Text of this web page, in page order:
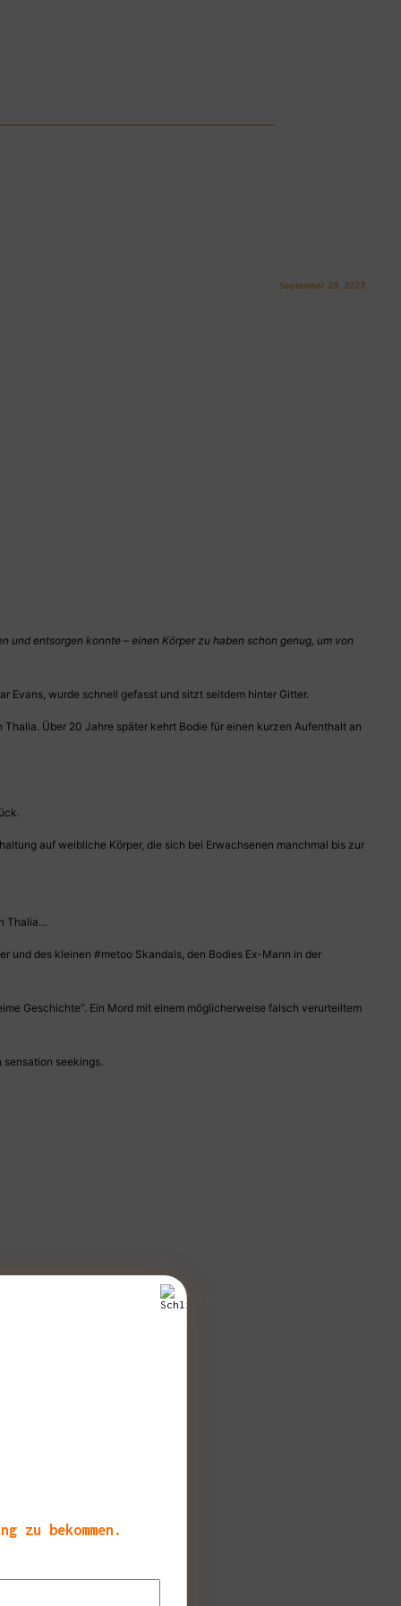
September 29, 2023
und entsorgen konnte – einen Körper zu haben schon genug, um von
Evans, wurde schnell gefasst und sitzt seitdem hinter Gitter.
Über 20 Jahre später kehrt Bodie für einen kurzen Aufenthalt an
auf weibliche Körper, die sich bei Erwachsenen manchmal bis zur
Thalia…
und des kleinen #metoo Skandals, den Bodies Ex-Mann in der
Geschichte“. Ein Mord mit einem möglicherweise falsch verurteiltem
seekings.
zu bekommen.